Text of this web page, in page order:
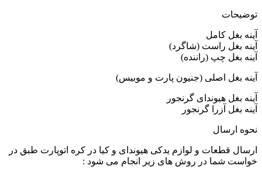
توضیحات
آینه بغل کامل
آینه بغل راست (شاگرد)
آینه بغل چپ (راننده)
آینه بغل اصلی (جنیون پارت و موبیس)
آینه بغل هیوندای گرنجور
آینه بغل آزرا گرنجور
نحوه ارسال
ارسال قطعات و لوازم یدکی هیوندای و کیا در کره اتوپارت طبق در
خواست شما در روش های زیر انجام می شود :